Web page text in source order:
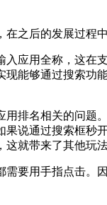
后的发展过程
用全称，这在
能够通过搜索
名相关的问题
说通过搜索框
就带来了其他玩法
用手指点击。